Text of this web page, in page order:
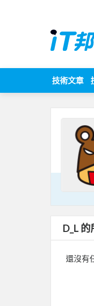
技術文章
D_L
還沒有